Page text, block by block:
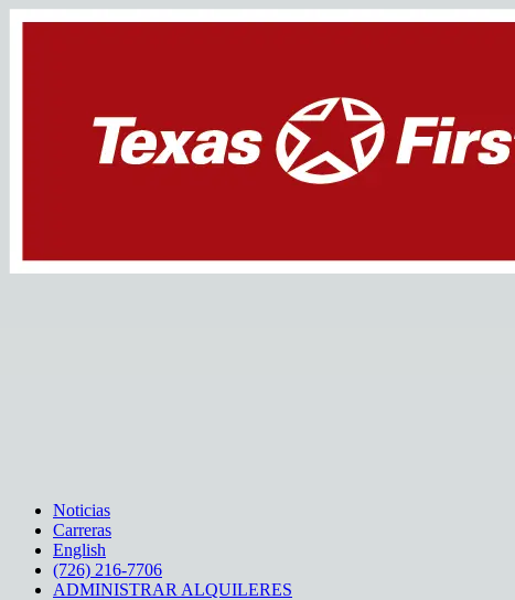
Noticias
Carreras
English
(726) 216-7706
ADMINISTRAR ALQUILERES